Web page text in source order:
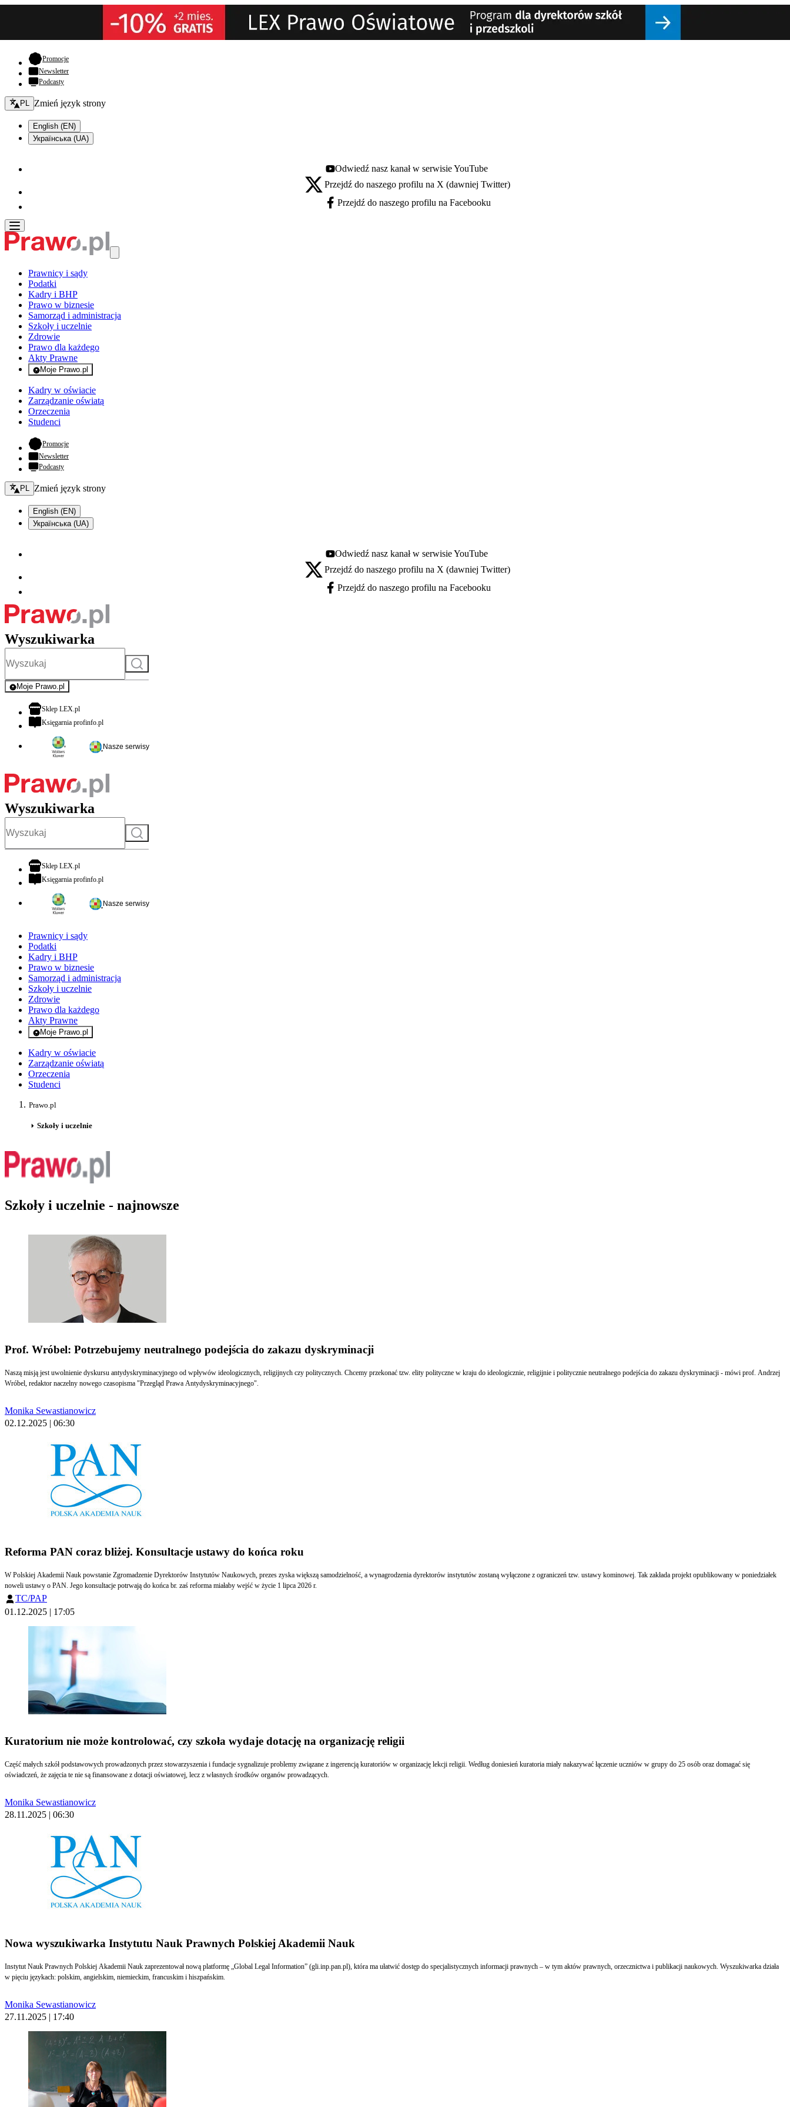
Promocje- otwiera się w nowej karcie
Newsletter
Podcasty
Zmień język - bieżący:
PL Zmień język strony
English (EN)
Українська (UA)
Youtube - otwiera się w nowej karcie
Odwiedź nasz kanał w serwisie YouTube
X - otwiera się w nowej karcie
Przejdź do naszego profilu na X (dawniej Twitter)
Facebook - otwiera się w nowej karcie
Przejdź do naszego profilu na Facebooku
Prawnicy i sądy
Podatki
Kadry i BHP
Prawo w biznesie
Samorząd i administracja
Szkoły i uczelnie
Zdrowie
Prawo dla każdego
Akty Prawne
Moje Prawo.pl
- rejestracja i logowanie do serwisu
Kadry w oświacie
Zarządzanie oświatą
Orzeczenia
Studenci
Promocje- otwiera się w nowej karcie
Newsletter
Podcasty
Zmień język - bieżący:
PL Zmień język strony
English (EN)
Українська (UA)
Youtube - otwiera się w nowej karcie
Odwiedź nasz kanał w serwisie YouTube
X - otwiera się w nowej karcie
Przejdź do naszego profilu na X (dawniej Twitter)
Facebook - otwiera się w nowej karcie
Przejdź do naszego profilu na Facebooku
Wyszukiwarka
Szukaj
Moje Prawo.pl
- rejestracja i logowanie do serwisu
Sklep LEX.plotwiera się w nowej karcie
Księgarnia profinfo.plotwiera się w nowej karcie
Nasze serwisy
Wyszukiwarka
Szukaj
Sklep LEX.plotwiera się w nowej karcie
Księgarnia profinfo.plotwiera się w nowej karcie
Nasze serwisy
Prawnicy i sądy
Podatki
Kadry i BHP
Prawo w biznesie
Samorząd i administracja
Szkoły i uczelnie
Zdrowie
Prawo dla każdego
Akty Prawne
Moje Prawo.pl
- rejestracja i logowanie do serwisu
Kadry w oświacie
Zarządzanie oświatą
Orzeczenia
Studenci
Prawo.pl
Szkoły i uczelnie
Szkoły i uczelnie - najnowsze
Prof. Wróbel: Potrzebujemy neutralnego podejścia do zakazu dyskryminacji
Naszą misją jest uwolnienie dyskursu antydyskryminacyjnego od wpływów ideologicznych, religijnych czy politycznych. Chcemy przekonać tzw. elity polityczne w kraju do ideologicznie, religijnie i politycznie neutralnego podejścia do zakazu dyskryminacji - mówi prof. Andrzej
Wróbel, redaktor naczelny nowego czasopisma "Przegląd Prawa Antydyskryminacyjnego".
Monika Sewastianowicz
02.12.2025 | 06:30
Reforma PAN coraz bliżej. Konsultacje ustawy do końca roku
W Polskiej Akademii Nauk powstanie Zgromadzenie Dyrektorów Instytutów Naukowych, prezes zyska większą samodzielność, a wynagrodzenia dyrektorów instytutów zostaną wyłączone z ograniczeń tzw. ustawy kominowej. Tak zakłada projekt opublikowany w poniedziałek
noweli ustawy o PAN. Jego konsultacje potrwają do końca br. zaś reforma miałaby wejść w życie 1 lipca 2026 r.
TC/PAP
01.12.2025 | 17:05
Kuratorium nie może kontrolować, czy szkoła wydaje dotację na organizację religii
Część małych szkół podstawowych prowadzonych przez stowarzyszenia i fundacje sygnalizuje problemy związane z ingerencją kuratoriów w organizację lekcji religii. Według doniesień kuratoria miały nakazywać łączenie uczniów w grupy do 25 osób oraz domagać się
oświadczeń, że zajęcia te nie są finansowane z dotacji oświatowej, lecz z własnych środków organów prowadzących.
Monika Sewastianowicz
28.11.2025 | 06:30
Nowa wyszukiwarka Instytutu Nauk Prawnych Polskiej Akademii Nauk
Instytut Nauk Prawnych Polskiej Akademii Nauk zaprezentował nową platformę „Global Legal Information” (gli.inp.pan.pl), która ma ułatwić dostęp do specjalistycznych informacji prawnych – w tym aktów prawnych, orzecznictwa i publikacji naukowych. Wyszukiwarka działa
w pięciu językach: polskim, angielskim, niemieckim, francuskim i hiszpańskim.
Monika Sewastianowicz
27.11.2025 | 17:40